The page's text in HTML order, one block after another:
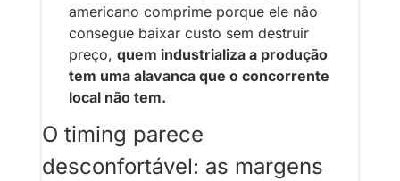
americano comprime porque ele não
consegue baixar custo sem destruir
preço, quem industrializa a produção
tem uma alavanca que o concorrente
local não tem.
O timing parece
desconfortável: as margens